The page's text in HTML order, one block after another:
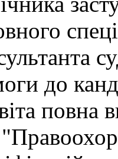
до
повна